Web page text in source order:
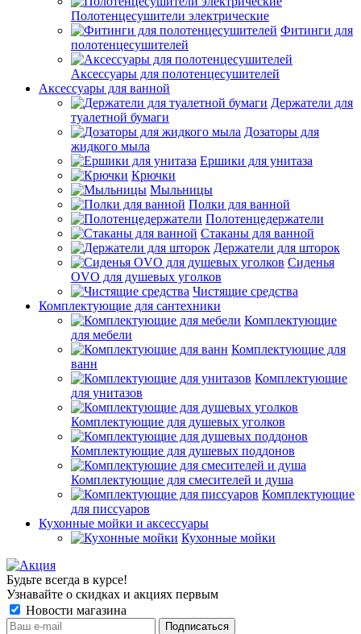
Полотенцесушители электрические
Фитинги для
полотенцесушителей
Аксессуары для полотенцесушителей
Аксессуары для ванной
Держатели для
туалетной бумаги
Дозаторы для
жидкого мыла
Ершики для унитаза
Крючки
Мыльницы
Полки для ванной
Полотенцедержатели
Стаканы для ванной
Держатели для шторок
Сиденья
OVO для душевых уголков
Чистящие средства
Комплектующие для сантехники
Комплектующие
для мебели
Комплектующие для
ванн
Комплектующие
для унитазов
Комплектующие для душевых уголков
Комплектующие для душевых поддонов
Комплектующие для смесителей и душа
Комплектующие
для писсуаров
Кухонные мойки и аксессуары
Кухонные мойки
Будьте всегда в курсе!
Узнавайте о скидках и акциях первым
Новости магазина